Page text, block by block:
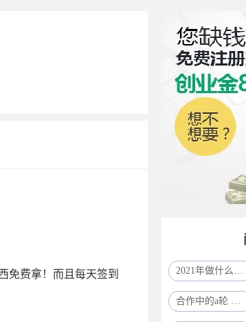
免费拿！而且每天签到
2021年做什么生意比较赚钱呢?
合作中的a轮 b轮 c轮什么意思啊